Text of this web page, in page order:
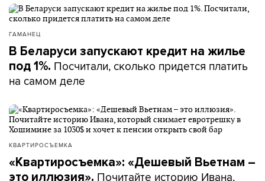
ГАМАНЕЦ
В Беларуси запускают кредит на жилье
под 1%. Посчитали, сколько придется платить
на самом деле
КВАРТИРОСЪЕМКА
«Квартиросъемка»: «Дешевый Вьетнам –
это иллюзия». Почитайте историю Ивана,